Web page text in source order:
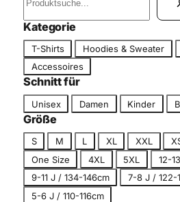
u
c
h
e
Kategorie
a
t
e
o
r
i
e
T-Shirts Hoodies & Sweater
Accessoires
Schnitt für
c
h
n
t
Unisex Damen Kinder
Größe
r
ö
ß
S M L XL XXL
One Size
4XL 5XL
12-
9-11 J / 134-146cm
7-8 J / 122-
5-6 J / 110-116cm